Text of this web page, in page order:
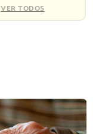
VER TODOS